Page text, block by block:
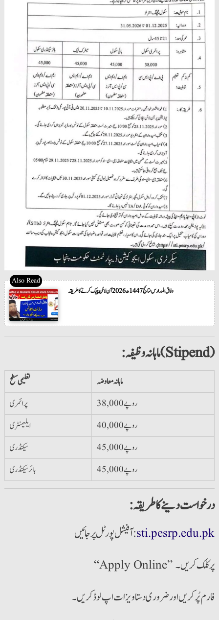
وفاق المدارس نتائج 1447ھ 2026 آن لائن چیک کرنے کا طریقہ
:ماہانہ وظیفہ (Stipend)
تعلیمی سطح
ماہانہ معاوضہ
پرائمری
38,000 روپے
ایلیمنٹری
40,000 روپے
سیکنڈری
45,000 روپے
ہائر سیکنڈری
45,000 روپے
:درخواست دینے کا طریقہ
آفیشل پورٹل پر جائیں:sti.pesrp.edu.pk
“Apply Online” پر کلک کریں۔
فارم پُر کریں اور ضروری دستاویزات اپ لوڈ کریں۔